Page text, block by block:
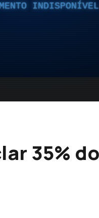
INDISPONÍVEL
35%